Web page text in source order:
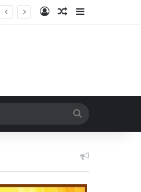
Log InRandom Article
Sidebar
for